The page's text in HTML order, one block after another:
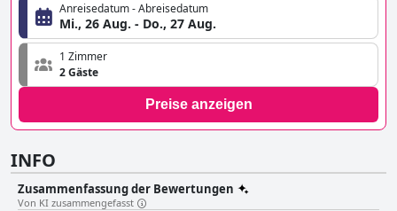
Anreisedatum - Abreisedatum
Mi., 26 Aug. - Do., 27 Aug.
1 Zimmer
2 Gäste
Preise anzeigen
INFO
Zusammenfassung der Bewertungen
Von KI zusammengefasst